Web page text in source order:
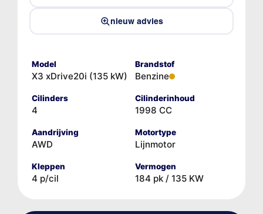
nieuw advies
Model
X3 xDrive20i (135 kW)
Brandstof
Benzine
Cilinders
4
Cilinderinhoud
1998 CC
Aandrijving
AWD
Motortype
Lijnmotor
Kleppen
4 p/cil
Vermogen
184 pk / 135 KW